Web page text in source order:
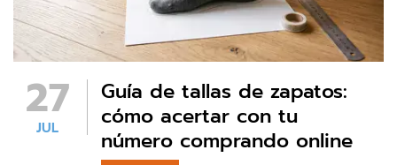
27
JUL
Guía de tallas de zapatos:
cómo acertar con tu
número comprando online